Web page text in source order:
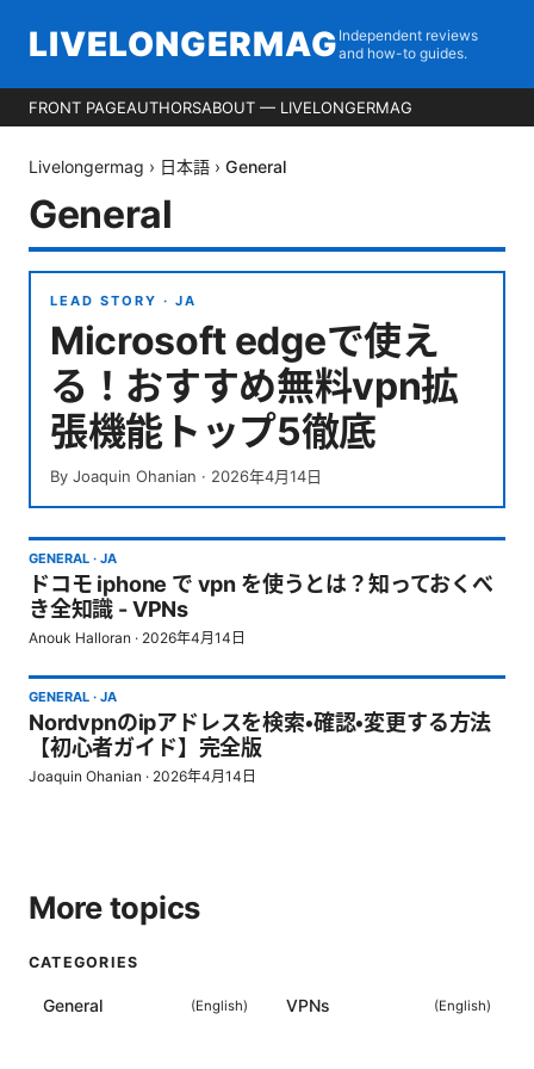
LIVELONGERMAG Independent reviews
and how-to guides.
FRONT PAGEAUTHORSABOUT — LIVELONGERMAG
Livelongermag › 日本語 › General
General
LEAD STORY · JA
Microsoft edgeで使え
る！おすすめ無料vpn拡
張機能トップ5徹底
By Joaquin Ohanian · 2026年4月14日
GENERAL · JA
ドコモ iphone で vpn を使うとは？知っておくべ
き全知識 - VPNs
Anouk Halloran · 2026年4月14日
GENERAL · JA
Nordvpnのipアドレスを検索・確認・変更する方法
【初心者ガイド】完全版
Joaquin Ohanian · 2026年4月14日
More topics
CATEGORIES
General (English) VPNs (English)